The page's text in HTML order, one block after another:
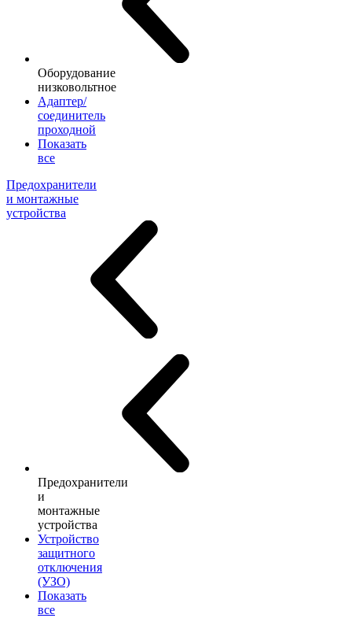
Оборудование
низковольтное
Адаптер/
соединитель
проходной
Показать
все
Предохранители
и монтажные
устройства
Предохранители
и
монтажные
устройства
Устройство
защитного
отключения
(УЗО)
Показать
все